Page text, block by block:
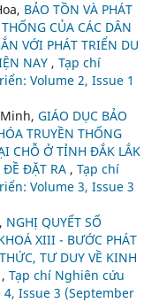
BẢO TỒN VÀ PHÁT
CỦA CÁC DÂN
VỚI PHÁT TRIỂN DU
NAY , Tạp chí
Volume 2, Issue 1
GIÁO DỤC BẢO
TRUYỀN THỐNG
CHỖ Ở TỈNH ĐẮK LẮK
ĐỀ ĐẶT RA , Tạp chí
Volume 3, Issue 3
NGHỊ QUYẾT SỐ
XIII - BƯỚC PHÁT
TƯ DUY VỀ KINH
, Tạp chí Nghiên cứu
Issue 3 (September